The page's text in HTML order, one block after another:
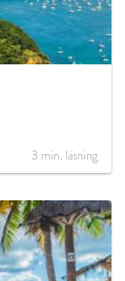
3 min. läsning